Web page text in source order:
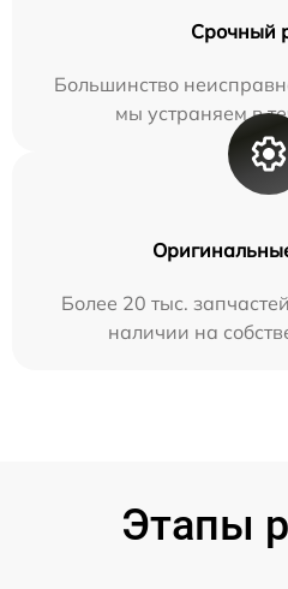
Срочный
Большинство
мы устраняем в
Более 20 тыс.
наличии на
Этапы